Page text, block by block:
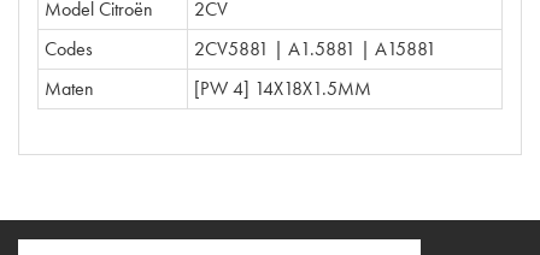
Model Citroën
2CV
Codes
2CV5881 | A1.5881 | A15881
Maten
[PW 4] 14X18X1.5MM